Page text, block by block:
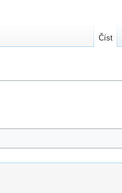
Číst